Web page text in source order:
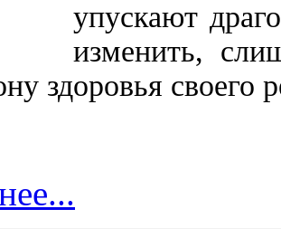
упускают
изменить,
здоровья своего